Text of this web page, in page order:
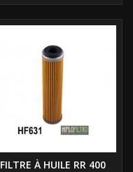
FILTRE À HUILE RR 400